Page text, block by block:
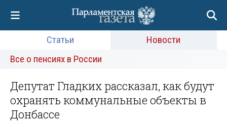
Статьи
Новости
Все о пенсиях в России
Депутат Гладких рассказал, как будут
охранять коммунальные объекты в
Донбассе